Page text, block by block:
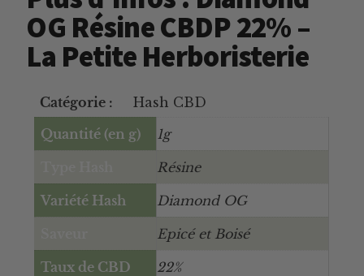
OG Résine CBDP 22% –
La Petite Herboristerie
Catégorie :
Hash CBD
Quantité (en g)
1g
Résine
Variété Hash Diamond OG
Epicé et Boisé
Taux de CBD 22%